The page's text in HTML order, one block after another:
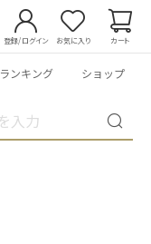
登録/ログイン お気に入り カート
ランキング ショップ